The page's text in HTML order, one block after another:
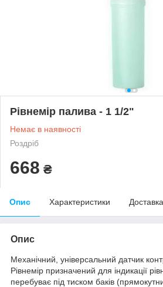
Рівнемір палива - 1 1/2"
Немає в наявності
Роздріб
668 ₴
Опис Характеристики Доставка
Опис
Механічний, універсальний датчик
Рівнемір призначений для індикації
перебуває під тиском баків